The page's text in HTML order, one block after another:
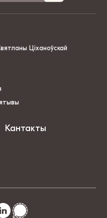
Ціханоўскай
Кантакты